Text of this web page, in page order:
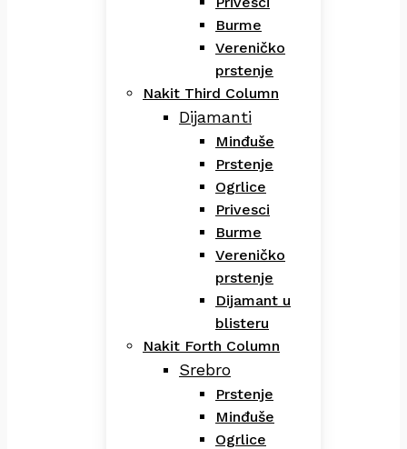
Burme
Vereničko
prstenje
Nakit Third Column
Dijamanti
Minđuše
Prstenje
Ogrlice
Privesci
Burme
Vereničko
prstenje
Dijamant u
blisteru
Nakit Forth Column
Srebro
Prstenje
Minđuše
Ogrlice